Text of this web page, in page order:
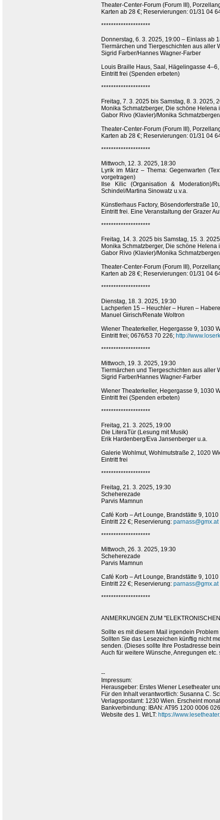
Theater-Center-Forum (Forum III),
Karten ab 28 €; Reservierungen: 01/31 04
********************
Donnerstag, 6. 3. 2025, 19:00 – Einlass ab
Tiermärchen und Tiergeschichten aus aller
Sigrid Farber/Hannes Wagner-Farber
Louis Braille Haus, Saal, Hägelingasse
Eintritt frei (Spenden erbeten)
********************
Freitag, 7. 3. 2025 bis Samstag, 8. 3. 2025,
Monika Schmatzberger, Die schöne
Gabor Rivo (Klavier)/Monika
Theater-Center-Forum (Forum III),
Karten ab 28 €; Reservierungen: 01/31 04
********************
Mittwoch, 12. 3. 2025, 18:30
Lyrik im März – Thema: Gegenwarten
vorgetragen)
Ilse Kilic (Organisation & Moderation)/
Schindel/Martina Sinowatz u.v.a.
Künstlerhaus Factory, Bösendorferstraße
Eintritt frei. Eine Veranstaltung der Grazer
********************
Freitag, 14. 3. 2025 bis Samstag, 15. 3.
Monika Schmatzberger, Die schöne
Gabor Rivo (Klavier)/Monika
Theater-Center-Forum (Forum III),
Karten ab 28 €; Reservierungen: 01/31 04
********************
Dienstag, 18. 3. 2025, 19:30
Lachperlen 15 – Heuchler – Huren –
Manuel Girisch/Renate Woltron
Wiener Theaterkeller, Hegergasse 9, 1030
Eintritt frei; 0676/53 70 226; http://
********************
Mittwoch, 19. 3. 2025, 19:30
Tiermärchen und Tiergeschichten aus aller
Sigrid Farber/Hannes Wagner-Farber
Wiener Theaterkeller, Hegergasse 9, 1030
Eintritt frei (Spenden erbeten)
********************
Freitag, 21. 3. 2025, 19:00
Die LiteraTür (Lesung mit Musik)
Erik Hardenberg/Eva Jansenberger u.a.
Galerie Wohlmut, Wohlmutstraße 2, 1020
Eintritt frei
********************
Freitag, 21. 3. 2025, 19:30
Scheherezade
Parvis Mamnun
Café Korb – Art Lounge, Brandstätte 9, 1010
Eintritt 22 €; Reservierung: parnass@gmx.at
********************
Mittwoch, 26. 3. 2025, 19:30
Scheherezade
Parvis Mamnun
Café Korb – Art Lounge, Brandstätte 9, 1010
Eintritt 22 €; Reservierung: parnass@gmx.at
********************
ANMERKUNGEN ZUM
Sollte es mit diesem Mail irgendein
Sollten Sie das Lesezeichen künftig nicht
senden. (Dieses sollte Ihre Postadresse
Auch für weitere Wünsche, Anregungen
--
Impressum:
Herausgeber: Erstes Wiener Lesetheater
Für den Inhalt verantwortlich: Susanna C.
Verlagspostamt: 1230 Wien. Erscheint
Bankverbindung: IBAN: AT95 1200 0006
Website des 1. WrLT: https://